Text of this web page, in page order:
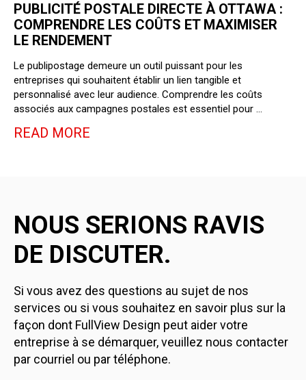
PUBLICITÉ POSTALE DIRECTE À OTTAWA :
COMPRENDRE LES COÛTS ET MAXIMISER
LE RENDEMENT
Le publipostage demeure un outil puissant pour les
entreprises qui souhaitent établir un lien tangible et
personnalisé avec leur audience. Comprendre les coûts
associés aux campagnes postales est essentiel pour …
READ MORE
NOUS SERIONS RAVIS
DE DISCUTER.
Si vous avez des questions au sujet de nos
services ou si vous souhaitez en savoir plus sur la
façon dont FullView Design peut aider votre
entreprise à se démarquer, veuillez nous contacter
par courriel ou par téléphone.